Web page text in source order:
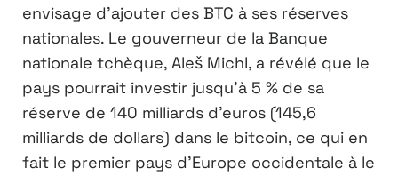
envisage d’ajouter des BTC à ses réserves
nationales. Le gouverneur de la Banque
nationale tchèque, Aleš Michl, a révélé que le
pays pourrait investir jusqu’à 5 % de sa
réserve de 140 milliards d’euros (145,6
milliards de dollars) dans le bitcoin, ce qui en
fait le premier pays d’Europe occidentale à le